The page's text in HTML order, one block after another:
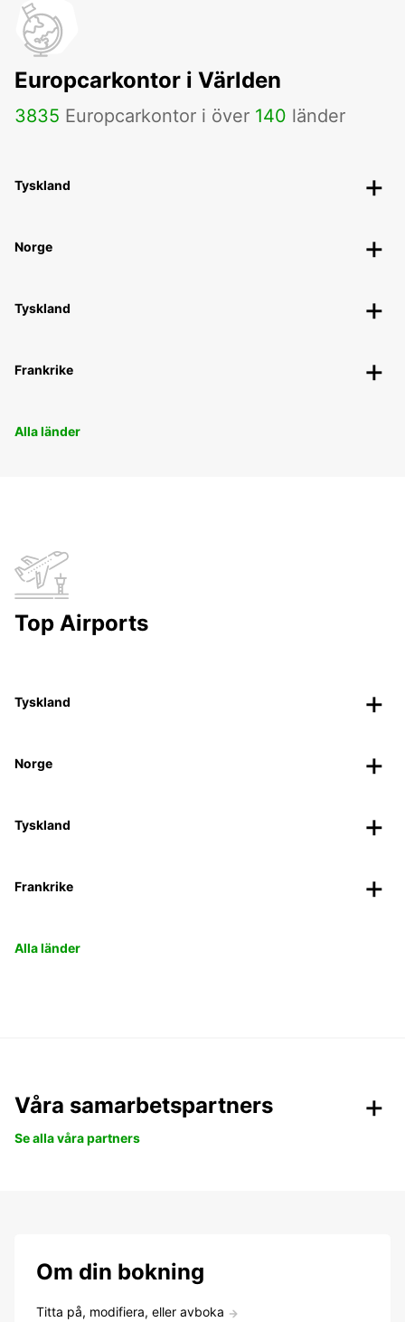
Europcarkontor i Världen
3835 Europcarkontor i över 140 länder
Tyskland
Norge
Tyskland
Frankrike
Alla länder
Top Airports
Tyskland
Norge
Tyskland
Frankrike
Alla länder
Våra samarbetspartners
Se alla våra partners
Om din bokning
Titta på, modifiera, eller avboka